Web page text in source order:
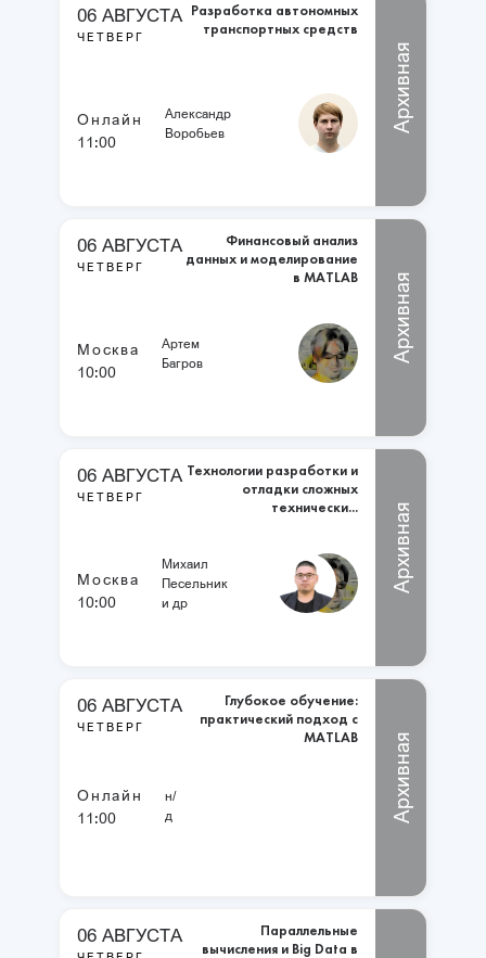
06 АВГУСТА
ЧЕТВЕРГ
Разработка автономных
транспортных средств
Онлайн
11:00
Александр
Воробьев
Архивная
06 АВГУСТА
ЧЕТВЕРГ
Финансовый анализ
данных и моделирование
в MATLAB
Москва
10:00
Артем
Багров
Архивная
06 АВГУСТА
ЧЕТВЕРГ
Технологии разработки и
отладки сложных
технически...
Москва
10:00
Михаил
Песельник
и др
Архивная
06 АВГУСТА
ЧЕТВЕРГ
Глубокое обучение:
практический подход с
MATLAB
Онлайн
11:00
н/
д
Архивная
06 АВГУСТА
Параллельные
вычисления и Big Data в